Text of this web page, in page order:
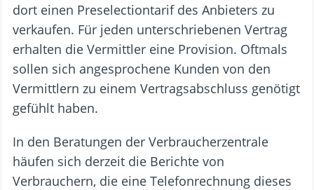
dort einen Preselectiontarif des Anbieters zu
verkaufen. Für jeden unterschriebenen Vertrag
erhalten die Vermittler eine Provision. Oftmals
sollen sich angesprochene Kunden von den
Vermittlern zu einem Vertragsabschluss genötigt
gefühlt haben.
In den Beratungen der Verbraucherzentrale
häufen sich derzeit die Berichte von
Verbrauchern, die eine Telefonrechnung dieses